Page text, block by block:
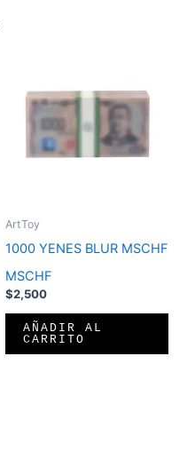
ArtToy
1000 YENES BLUR MSCHF
MSCHF
$2,500
AÑADIR AL
CARRITO